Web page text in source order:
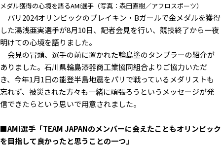
メダル獲得の心境を語るAMI選手（写真：森田直樹／アフロスポーツ）
パリ2024オリンピックのブレイキン・Bガールで金メダルを獲得
した湯浅亜実選手が8月10日、記者会見を行い、競技終了から一夜
明けての心境を語りました。
会見の冒頭、選手の前に置かれた輪島塗のタンブラーの紹介が
ありました。石川県輪島漆器商工業協同組合よりご協力いただ
き、今年1月1日の能登半島地震をパリで戦っているメダリストも
忘れず、被災された方々も一緒に頑張ろうというメッセージが発
信できたらという思いで用意されました。
■AMI選手「TEAM JAPANのメンバーに会えたこともオリンピック
を目指して良かったと思うことの一つ」